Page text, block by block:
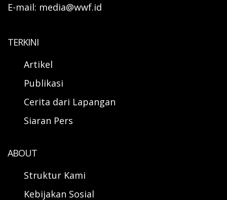
E-mail: media@wwf.id
TERKINI
Artikel
Publikasi
Cerita dari Lapangan
Siaran Pers
ABOUT
Struktur Kami
Kebijakan Sosial